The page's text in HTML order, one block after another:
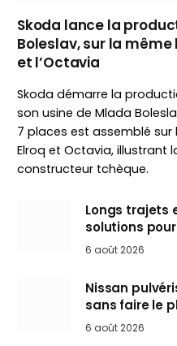
Skoda lance la
Boleslav, sur la même
et l’Octavia
Skoda démarre la
son usine de Mlada
7 places est assemblé sur
Elroq et Octavia, illustrant
constructeur tchèque.
Longs trajets
solutions
6 août 2026
Nissan
sans faire le
6 août 2026